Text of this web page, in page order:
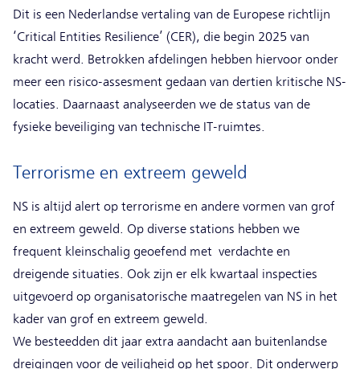
Dit is een Nederlandse vertaling van de Europese richtlijn
‘Critical Entities Resilience’ (CER), die begin 2025 van
kracht werd. Betrokken afdelingen hebben hiervoor onder
meer een risico-assesment gedaan van dertien kritische NS-
locaties. Daarnaast analyseerden we de status van de
fysieke beveiliging van technische IT-ruimtes.
Terrorisme en extreem geweld
NS is altijd alert op terrorisme en andere vormen van grof
en extreem geweld. Op diverse stations hebben we
frequent kleinschalig geoefend met verdachte en
dreigende situaties. Ook zijn er elk kwartaal inspecties
uitgevoerd op organisatorische maatregelen van NS in het
kader van grof en extreem geweld.
We besteedden dit jaar extra aandacht aan buitenlandse
dreigingen voor de veiligheid op het spoor. Dit onderwerp